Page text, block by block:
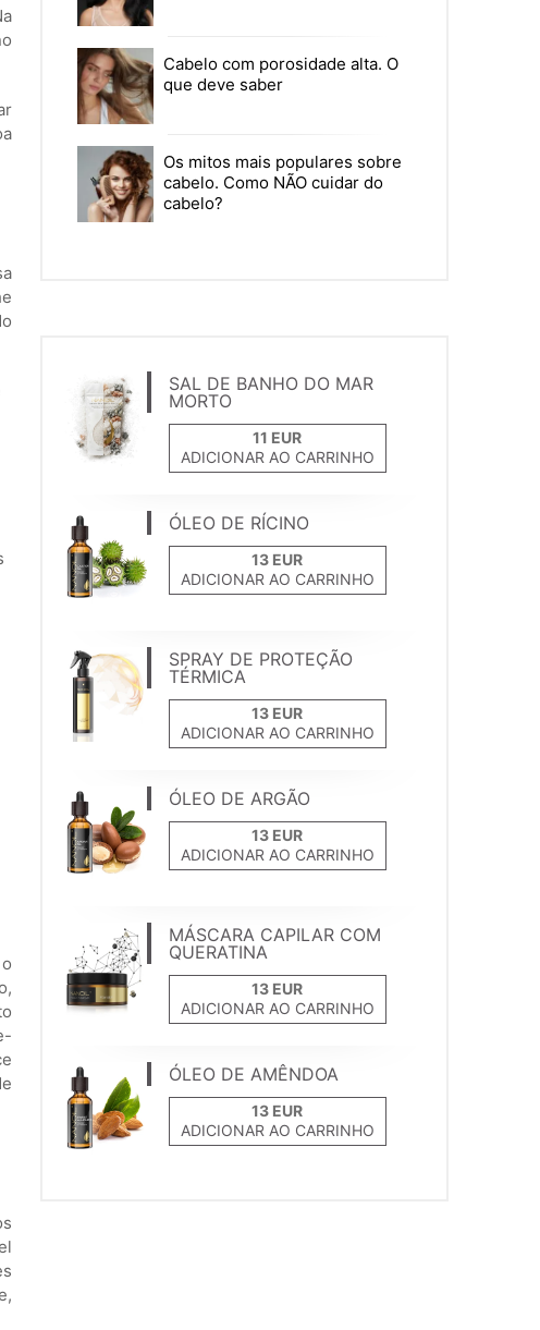
Cabelo com porosidade alta. O
que deve saber
Os mitos mais populares sobre
cabelo. Como NÃO cuidar do
cabelo?
SAL DE BANHO DO MAR
MORTO
ADICIONAR AO CARRINHO
ÓLEO DE RÍCINO
ADICIONAR AO CARRINHO
SPRAY DE PROTEÇÃO
TÉRMICA
ADICIONAR AO CARRINHO
ÓLEO DE ARGÃO
ADICIONAR AO CARRINHO
MÁSCARA CAPILAR COM
QUERATINA
ADICIONAR AO CARRINHO
ÓLEO DE AMÊNDOA
ADICIONAR AO CARRINHO